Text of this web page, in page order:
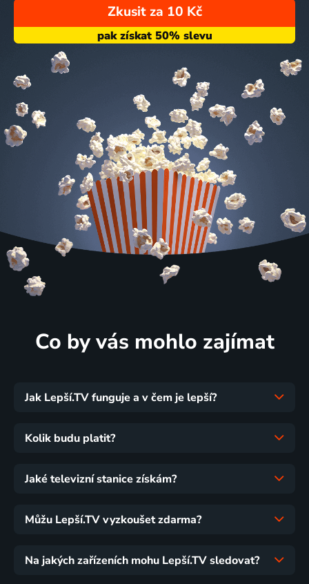
Zkusit za 10 Kč
Co by vás mohlo zajímat
Jak Lepší.TV funguje a v čem je lepší?
Kolik budu platit?
Jaké televizní stanice získám?
Můžu Lepší.TV vyzkoušet zdarma?
Na jakých zařízeních mohu Lepší.TV sledovat?